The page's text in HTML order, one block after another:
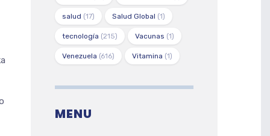
salud (17) Salud Global (1)
tecnología (215) Vacunas (1)
Venezuela (616) Vitamina (1)
MENU